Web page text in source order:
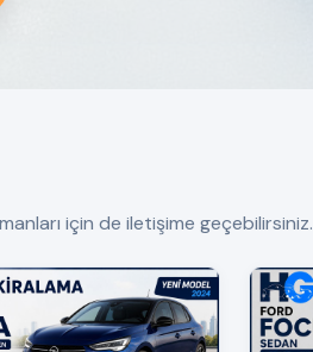
için de iletişime geçebilirsiniz.